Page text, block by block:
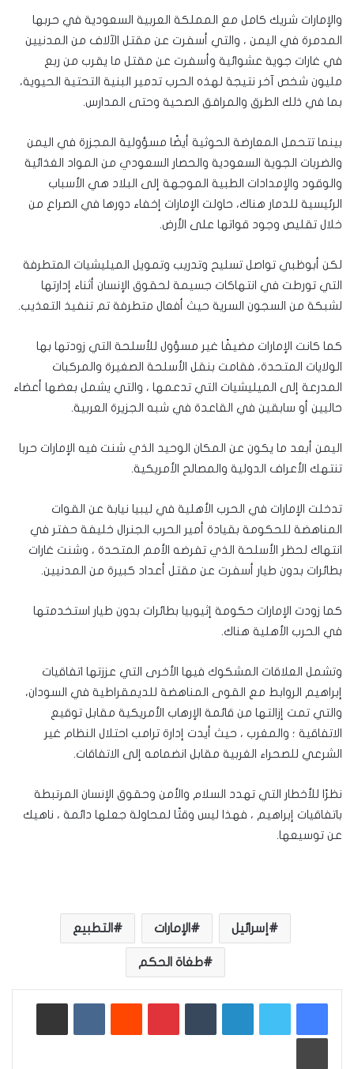
والإمارات شريك كامل مع المملكة العربية السعودية في حربها
المدمرة في اليمن ، والتي أسفرت عن مقتل الآلاف من المدنيين
في غارات جوية عشوائية وأسفرت عن مقتل ما يقرب من ربع
مليون شخص آخر نتيجة لهذه الحرب تدمير البنية التحتية الحيوية،
بما في ذلك الطرق والمرافق الصحية وحتى المدارس.
بينما تتحمل المعارضة الحوثية أيضًا مسؤولية المجزرة في اليمن
والضربات الجوية السعودية والحصار السعودي من المواد الغذائية
والوقود والإمدادات الطبية الموجهة إلى البلاد هي الأسباب
الرئيسية للدمار هناك، حاولت الإمارات إخفاء دورها في الصراع من
خلال تقليص وجود قواتها على الأرض.
لكن أبوظبي تواصل تسليح وتدريب وتمويل الميليشيات المتطرفة
التي تورطت في انتهاكات جسيمة لحقوق الإنسان أثناء إدارتها
لشبكة من السجون السرية حيث أفعال متطرفة تم تنفيذ التعذيب.
كما كانت الإمارات مضيفًا غير مسؤول للأسلحة التي زودتها بها
الولايات المتحدة، فقامت بنقل الأسلحة الصغيرة والمركبات
المدرعة إلى الميليشيات التي تدعمها ، والتي يشمل بعضها أعضاء
حاليين أو سابقين في القاعدة في شبه الجزيرة العربية.
اليمن أبعد ما يكون عن المكان الوحيد الذي شنت فيه الإمارات حربا
تنتهك الأعراف الدولية والمصالح الأمريكية.
تدخلت الإمارات في الحرب الأهلية في ليبيا نيابة عن القوات
المناهضة للحكومة بقيادة أمير الحرب الجنرال خليفة حفتر في
انتهاك لحظر الأسلحة الذي تفرضه الأمم المتحدة ، وشنت غارات
بطائرات بدون طيار أسفرت عن مقتل أعداد كبيرة من المدنيين.
كما زودت الإمارات حكومة إثيوبيا بطائرات بدون طيار استخدمتها
في الحرب الأهلية هناك.
وتشمل العلاقات المشكوك فيها الأخرى التي عززتها اتفاقيات
إبراهيم الروابط مع القوى المناهضة للديمقراطية في السودان،
والتي تمت إزالتها من قائمة الإرهاب الأمريكية مقابل توقيع
الاتفاقية ؛ والمغرب ، حيث أيدت إدارة ترامب احتلال النظام غير
الشرعي للصحراء الغربية مقابل انضمامه إلى الاتفاقات.
نظرًا للأخطار التي تهدد السلام والأمن وحقوق الإنسان المرتبطة
باتفاقيات إبراهيم ، فهذا ليس وقتًا لمحاولة جعلها دائمة ، ناهيك
عن توسيعها.
إسرائيل الإمارات التطبيع
طغاة الحكم
لينكدإن بينتيريست مشاركة عبر البريد
طباعة